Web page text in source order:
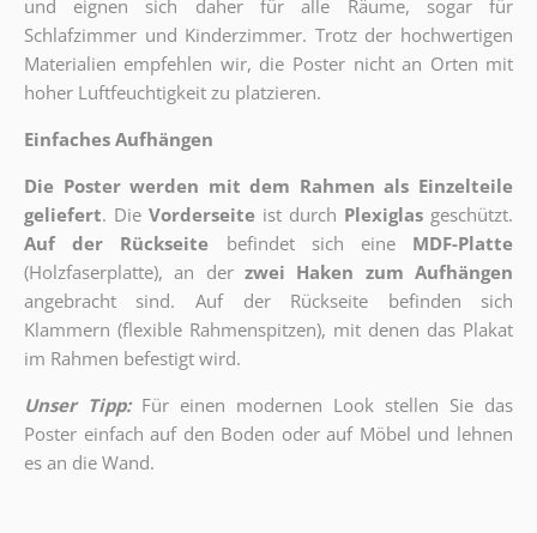
und eignen sich daher für alle Räume, sogar für
Schlafzimmer und Kinderzimmer. Trotz der hochwertigen
Materialien empfehlen wir, die Poster nicht an Orten mit
hoher Luftfeuchtigkeit zu platzieren.
Einfaches Aufhängen
Die Poster werden mit dem Rahmen als Einzelteile
geliefert. Die Vorderseite ist durch Plexiglas geschützt.
Auf der Rückseite
befindet sich eine
MDF-Platte
(Holzfaserplatte), an der zwei Haken zum Aufhängen
angebracht sind.
Auf der Rückseite befinden sich
Klammern (flexible Rahmenspitzen), mit denen das Plakat
im Rahmen befestigt wird.
Unser Tipp: Für einen modernen Look stellen Sie das
Poster einfach auf den Boden oder auf Möbel und lehnen
es an die Wand.